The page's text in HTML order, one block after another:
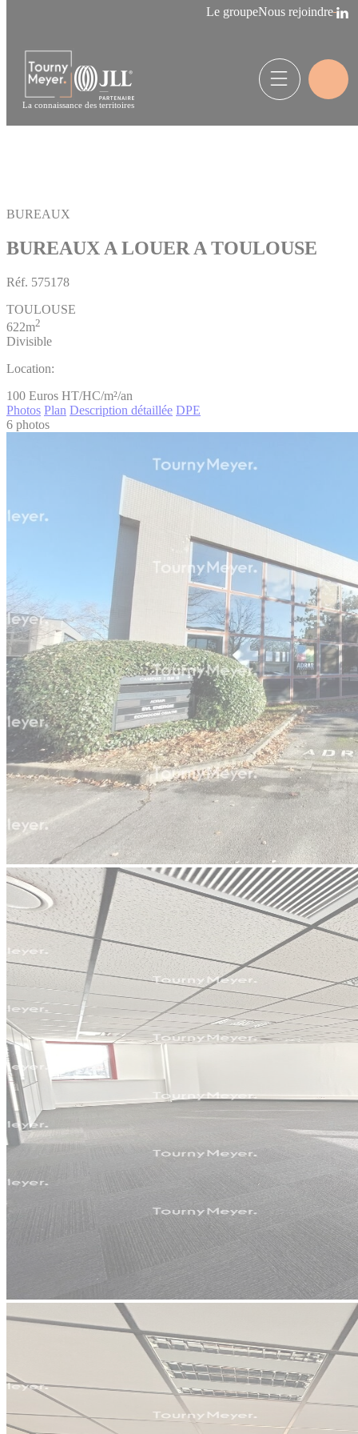
Le groupeNous rejoindre
La connaissance des territoires
BUREAUX
BUREAUX A LOUER A TOULOUSE
Réf. 575178
TOULOUSE
622m2
Divisible
Location:
100 Euros HT/HC/m²/an
Photos Plan Description détaillée DPE
6 photos